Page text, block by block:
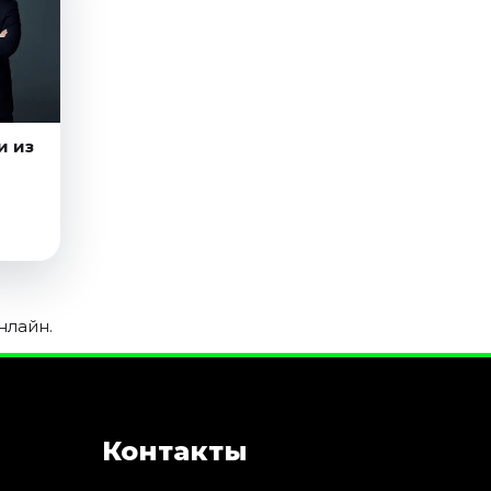
из
Контакты